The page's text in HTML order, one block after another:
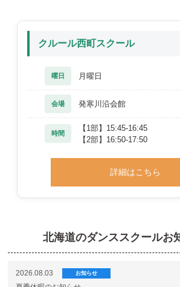
クルール西町スクール
曜日 月曜日
会場 発寒川沿会館
時間
【1部】15:45-16:45
【2部】16:50-17:50
詳細はこちら
北海道のダンススクールお
2026.08.03 お知らせ